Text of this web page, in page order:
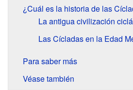
¿Cuál es la historia de las
La antigua civilización
Las Cícladas en la Edad
Para saber más
Véase también